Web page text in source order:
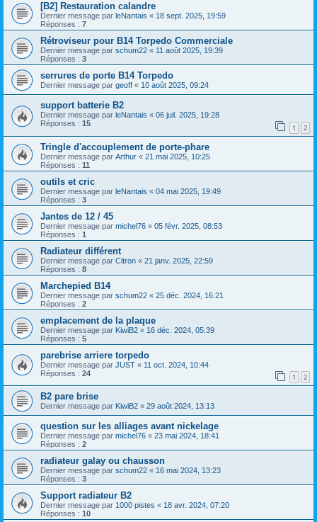
[B2] Restauration calandre
Dernier message par leNantais « 18 sept. 2025, 19:59
Réponses : 7
Rétroviseur pour B14 Torpedo Commerciale
Dernier message par schum22 « 11 août 2025, 19:39
Réponses : 3
serrures de porte B14 Torpedo
Dernier message par geoff « 10 août 2025, 09:24
support batterie B2
Dernier message par leNantais « 06 juil. 2025, 19:28
Réponses : 15 1 2
Tringle d'accouplement de porte-phare
Dernier message par Arthur « 21 mai 2025, 10:25
Réponses : 11
outils et cric
Dernier message par leNantais « 04 mai 2025, 19:49
Réponses : 3
Jantes de 12 / 45
Dernier message par michel76 « 05 févr. 2025, 08:53
Réponses : 1
Radiateur différent
Dernier message par Citron « 21 janv. 2025, 22:59
Réponses : 8
Marchepied B14
Dernier message par schum22 « 25 déc. 2024, 16:21
Réponses : 2
emplacement de la plaque
Dernier message par KiwiB2 « 16 déc. 2024, 05:39
Réponses : 5
parebrise arriere torpedo
Dernier message par JUST « 11 oct. 2024, 10:44
Réponses : 24 1 2
B2 pare brise
Dernier message par KiwiB2 « 29 août 2024, 13:13
question sur les alliages avant nickelage
Dernier message par michel76 « 23 mai 2024, 18:41
Réponses : 2
radiateur galay ou chausson
Dernier message par schum22 « 16 mai 2024, 13:23
Réponses : 3
Support radiateur B2
Dernier message par 1000 pistes « 18 avr. 2024, 07:20
Réponses : 10